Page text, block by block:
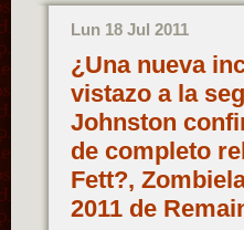
Lun 18 Jul 2011
¿Una nueva
vistazo a la
Johnston
de completo
Fett?,
2011 de